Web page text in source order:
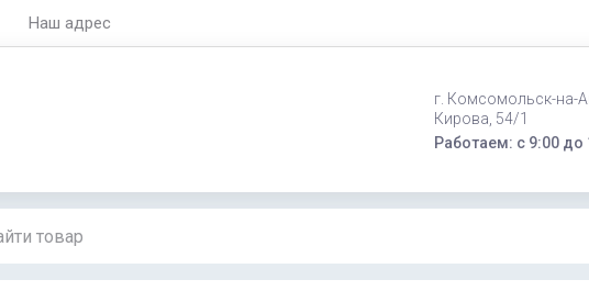
Наш адрес
г. Комсомольск-на-
Кирова, 54/1
Работаем: с 9:00 до